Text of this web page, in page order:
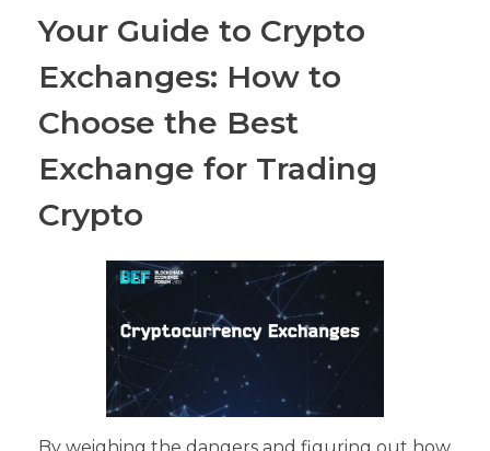
Your Guide to Crypto
Exchanges: How to
Choose the Best
Exchange for Trading
Crypto
By weighing the dangers and figuring out how